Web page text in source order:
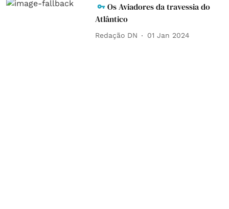
Os Aviadores da travessia do
Atlântico
Redação DN 01 Jan 2024